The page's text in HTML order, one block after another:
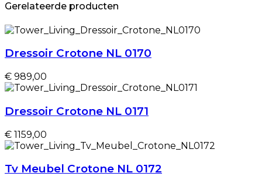
Gerelateerde producten
Dressoir Crotone NL 0170
€ 989,00
Dressoir Crotone NL 0171
€ 1159,00
Tv Meubel Crotone NL 0172